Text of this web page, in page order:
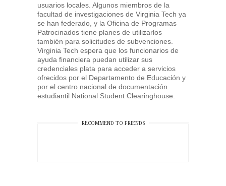
usuarios locales. Algunos miembros de la
facultad de investigaciones de Virginia Tech ya
se han federado, y la Oficina de Programas
Patrocinados tiene planes de utilizarlos
también para solicitudes de subvenciones.
Virginia Tech espera que los funcionarios de
ayuda financiera puedan utilizar sus
credenciales plata para acceder a servicios
ofrecidos por el Departamento de Educación y
por el centro nacional de documentación
estudiantil National Student Clearinghouse.
RECOMMEND TO FRIENDS